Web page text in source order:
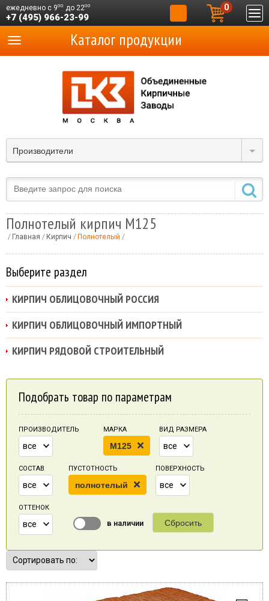
ежедневно с 900 до 2200
+7 (495) 966-23-99
0
Производители
Каталог продукции
Полнотелый кирпич М125
Главная Кирпич Полнотелый
Выберите раздел
КИРПИЧ ОБЛИЦОВОЧНЫЙ РОССИЯ
КИРПИЧ ОБЛИЦОВОЧНЫЙ ИМПОРТНЫЙ
КИРПИЧ РЯДОВОЙ СТРОИТЕЛЬНЫЙ
Подобрать товар по параметрам
ПРОИЗВОДИТЕЛЬ
все
МАРКА
M125
ВИД РАЗМЕРА
все
СОСТАВ
все
ПУСТОТНОСТЬ
полнотелый
ПОВЕРХНОСТЬ
все
ОТТЕНОК
все в наличии Сбросить